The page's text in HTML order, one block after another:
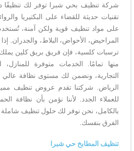
شركة تنظيف بحي شبرا توفر لك تنظيفًا
تقنيات حديثة للقضاء على البكتيريا
على مواد تنظيف قوية ولكن آمنة،
المراحيض، الأحواض، البلاط، والجدران.
ترسبات كلسية، فإن فريق بريق كلين يملك
منها تمامًا. الخدمات متوفرة للمنازل،
التجارية، ونضمن لك مستوى نظافة عالي
الرياض. شركتنا تقدم عروض تنظيف
للعملاء الجدد. لأننا نؤمن بأن نظافة
بالكامل، نحن نوفر لك حلول تنظيف شاملة
الفرق بنفسك.
تنظيف المطابخ حي شبرا